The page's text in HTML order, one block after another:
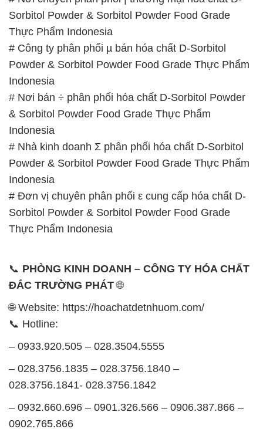
Sorbitol Powder & Sorbitol Powder Food Grade
Thực Phẩm Indonesia
# Công ty phân phối µ bán hóa chất D-Sorbitol
Powder & Sorbitol Powder Food Grade Thực Phẩm
Indonesia
# Nơi bán ÷ phân phối hóa chất D-Sorbitol Powder
& Sorbitol Powder Food Grade Thực Phẩm
Indonesia
# Nhà kinh doanh Σ phân phối hóa chất D-Sorbitol
Powder & Sorbitol Powder Food Grade Thực Phẩm
Indonesia
# Đơn vị chuyên phân phối ε cung cấp hóa chất D-
Sorbitol Powder & Sorbitol Powder Food Grade
Thực Phẩm Indonesia
📞 PHÒNG KINH DOANH – CÔNG TY HÓA CHẤT
ĐẮC TRƯỜNG PHÁT🌐
🌐 Website: https://hoachatdetnhuom.com/
📞 Hotline:
– 0933.920.505 – 028.3504.5555
– 028.3756.1835 – 028.3756.1840 –
028.3756.1841- 028.3756.1842
– 0932.660.696 – 0901.326.566 – 0906.387.866 –
0902.765.866